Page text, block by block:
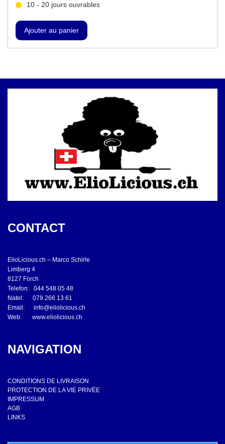
10 - 20 jours ouvrables
CONTACT
ElioLicious.ch – Marco Schirle
Limberg 4
8127 Forch
Telefon: 044 548 05 48
Natel: 079 266 13 61
Email: info@eliolicious.ch
Web: www.eliolicious.ch
NAVIGATION
CONDITIONS DE LIVRAISON
PROTECTION DE LA VIE PRIVÉE
IMPRESSUM
AGB
LINKS